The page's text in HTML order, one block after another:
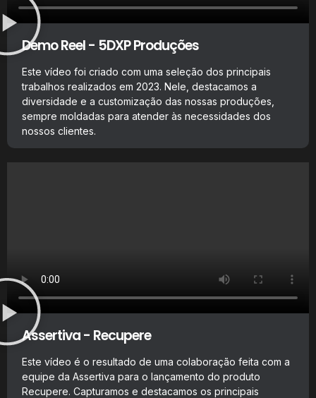
Demo Reel - 5DXP Produções
Este vídeo foi criado com uma seleção dos principais
trabalhos realizados em 2023. Nele, destacamos a
diversidade e a customização das nossas produções,
sempre moldadas para atender às necessidades dos
nossos clientes.
Assertiva - Recupere
Este vídeo é o resultado de uma colaboração feita com a
equipe da Assertiva para o lançamento do produto
Recupere. Capturamos e destacamos os principais